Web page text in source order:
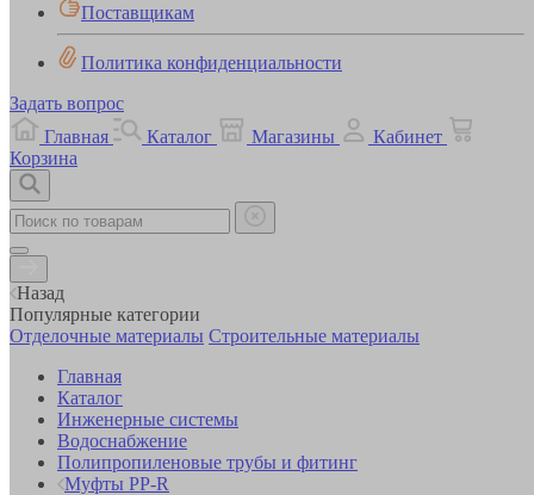
Поставщикам
Политика конфиденциальности
Задать вопрос
Главная
Каталог Магазины
Кабинет
Корзина
Назад
Популярные категории
Отделочные материалы Строительные материалы
Главная
Каталог
Инженерные системы
Водоснабжение
Полипропиленовые трубы и фитинг
Муфты PP-R